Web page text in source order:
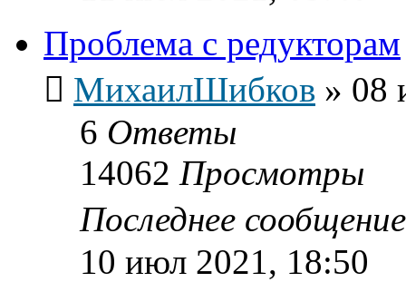
Проблема с редукторам
МихаилШибков » 08
6 Ответы
14062 Просмотры
Последнее
10 июл 2021, 18:50